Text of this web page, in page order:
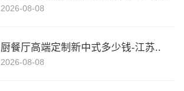
2026-08-08
厨餐厅高端定制新中式多少钱-江苏..
2026-08-08